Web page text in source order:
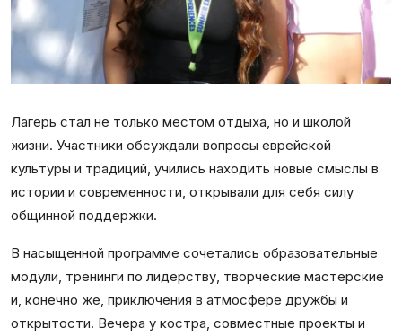
Лагерь стал не только местом отдыха, но и школой
жизни. Участники обсуждали вопросы еврейской
культуры и традиций, учились находить новые смыслы в
истории и современности, открывали для себя силу
общинной поддержки.
В насыщенной программе сочетались образовательные
модули, тренинги по лидерству, творческие мастерские
и, конечно же, приключения в атмосфере дружбы и
открытости. Вечера у костра, совместные проекты и